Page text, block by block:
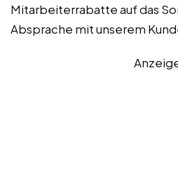
Mitarbeiterrabatte auf das
Absprache mit unserem